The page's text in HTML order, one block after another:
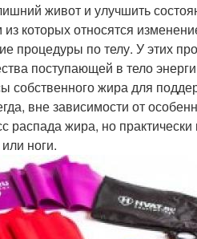
живот и улучшить
которых относятся
процедуры по телу. У этих
поступающей в тело
собственного жира для
вне зависимости от
распада жира, но
ноги.